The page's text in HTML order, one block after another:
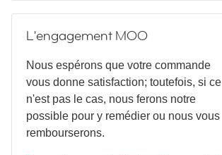
L'engagement MOO
Nous espérons que votre commande
vous donne satisfaction; toutefois, si ce
n'est pas le cas, nous ferons notre
possible pour y remédier ou nous vous
rembourserons.